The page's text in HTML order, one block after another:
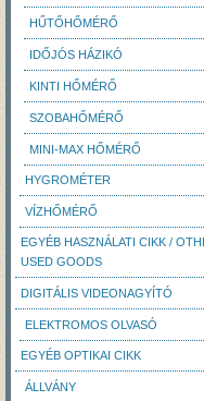
HŰTŐHŐMÉRŐ
IDŐJÓS HÁZIKÓ
KINTI HŐMÉRŐ
SZOBAHŐMÉRŐ
MINI-MAX HŐMÉRŐ
HYGROMÉTER
VÍZHŐMÉRŐ
EGYÉB HASZNÁLATI CIKK /
USED GOODS
DIGITÁLIS VIDEONAGYÍTÓ
ELEKTROMOS OLVASÓ
EGYÉB OPTIKAI CIKK
ÁLLVÁNY